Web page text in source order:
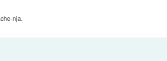
nja.